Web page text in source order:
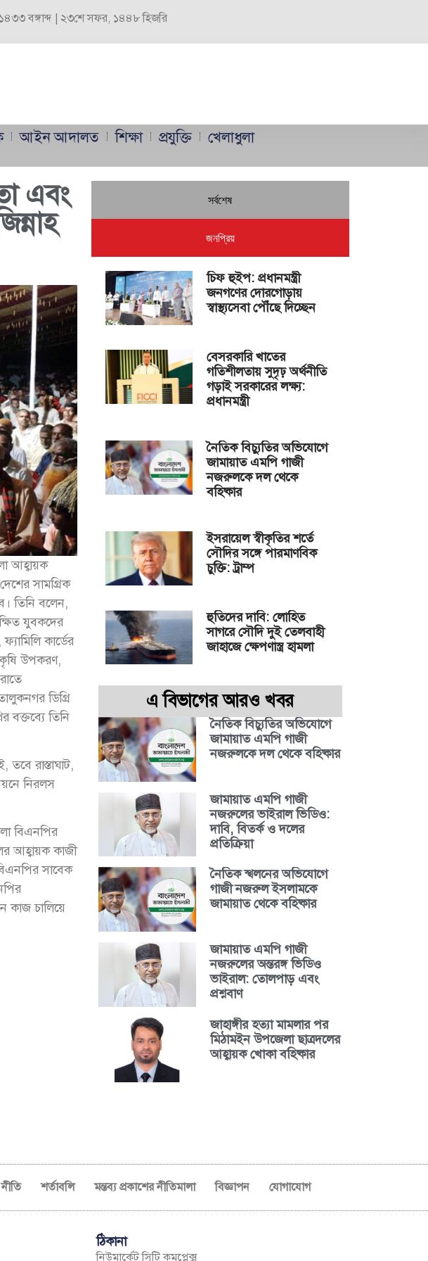
বঙ্গাব্দ | ২৩শে সফর, ১৪৪৮ হিজরি
আইন আদালত শিক্ষা প্রযুক্তি খেলাধুলা
এবং
আহ্বায়ক
সামগ্রিক
তিনি বলেন,
যুবকদের
কার্ডের
উপকরণ,
ডিগ্রি
বক্তব্যে তিনি
রাস্তাঘাট,
নিরলস
বিএনপির
আহ্বায়ক কাজী
সাবেক
কাজ চালিয়ে
সর্বশেষ
জনপ্রিয়
চিফ হুইপ: প্রধানমন্ত্রী
জনগণের দোরগোড়ায়
স্বাস্থ্যসেবা পৌঁছে দিচ্ছেন
বেসরকারি খাতের
গতিশীলতায় সুদৃঢ় অর্থনীতি
গড়াই সরকারের লক্ষ্য:
প্রধানমন্ত্রী
নৈতিক বিচ্যুতির অভিযোগে
জামায়াত এমপি গাজী
নজরুলকে দল থেকে
বহিষ্কার
ইসরায়েল স্বীকৃতির শর্তে
সৌদির সঙ্গে পারমাণবিক
চুক্তি: ট্রাম্প
হুতিদের দাবি: লোহিত
সাগরে সৌদি দুই তেলবাহী
জাহাজে ক্ষেপণাস্ত্র হামলা
এ বিভাগের আরও খবর
নৈতিক বিচ্যুতির অভিযোগে
জামায়াত এমপি গাজী
নজরুলকে দল থেকে বহিষ্কার
জামায়াত এমপি গাজী
নজরুলের ভাইরাল ভিডিও:
দাবি, বিতর্ক ও দলের
প্রতিক্রিয়া
নৈতিক স্খলনের অভিযোগে
গাজী নজরুল ইসলামকে
জামায়াত থেকে বহিষ্কার
জামায়াত এমপি গাজী
নজরুলের অন্তরঙ্গ ভিডিও
ভাইরাল: তোলপাড় এবং
প্রশ্নবাণ
জাহাঙ্গীর হত্যা মামলার পর
মিঠামইন উপজেলা ছাত্রদলের
আহ্বায়ক খোকা বহিষ্কার
শর্তাবলি মন্তব্য প্রকাশের নীতিমালা বিজ্ঞাপন যোগাযোগ
ঠিকানা
নিউমার্কেট সিটি কমপ্লেক্স